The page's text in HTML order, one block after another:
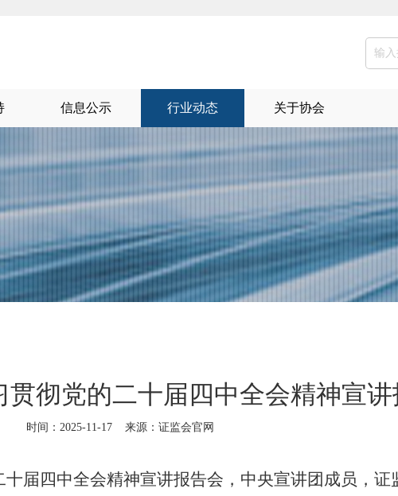
信息公示 行业动态 关于协会
彻党的二十届四中全会精神宣
时间：2025-11-17 来源：证监会官网
届四中全会精神宣讲报告会， 中央宣讲团成员，证